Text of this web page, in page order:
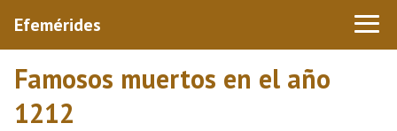
Efemérides
Famosos muertos en el año
1212